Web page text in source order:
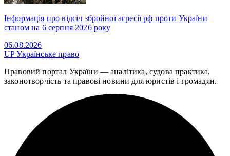
Інформація про відсіч збройної агресії рф проти України
станом на 6 серпня 2026 року
06.08.2026
UPУкраїнське право
Правовий портал України — аналітика, судова практика,
законотворчість та правові новини для юристів і громадян.